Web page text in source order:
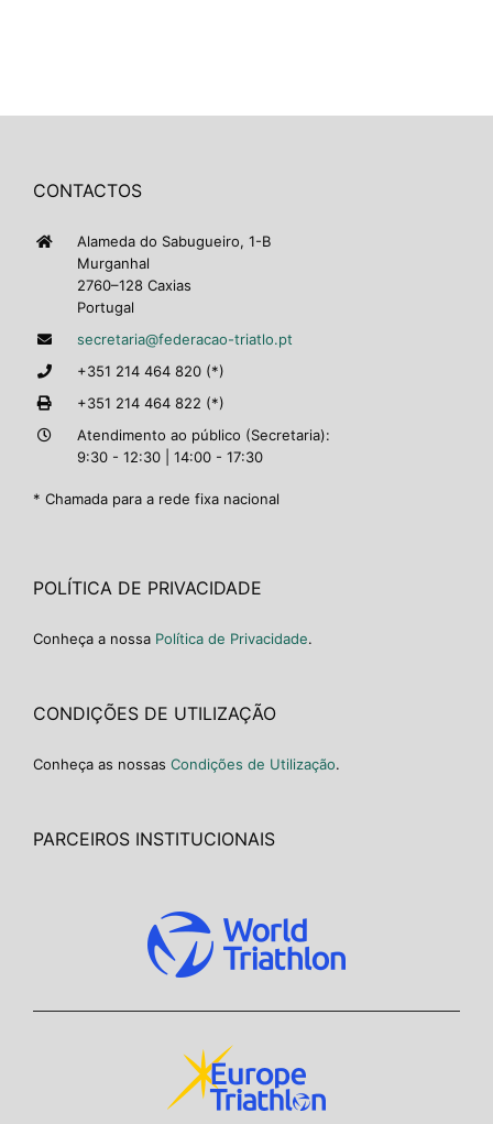
CONTACTOS
Alameda do Sabugueiro, 1-B
Murganhal
2760–128 Caxias
Portugal
secretaria@federacao-triatlo.pt
+351 214 464 820 (*)
+351 214 464 822 (*)
Atendimento ao público (Secretaria):
9:30 - 12:30 | 14:00 - 17:30
* Chamada para a rede fixa nacional
POLÍTICA DE PRIVACIDADE
Conheça a nossa Política de Privacidade.
CONDIÇÕES DE UTILIZAÇÃO
Conheça as nossas Condições de Utilização.
PARCEIROS INSTITUCIONAIS